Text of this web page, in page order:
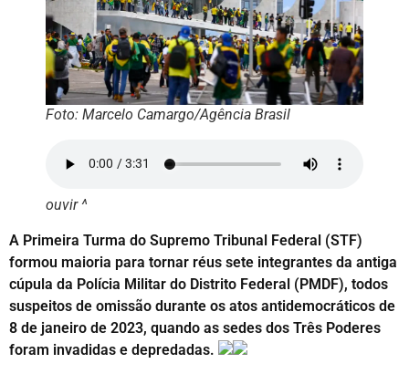
Foto: Marcelo Camargo/Agência Brasil
ouvir ^
A Primeira Turma do Supremo Tribunal Federal (STF)
formou maioria para tornar réus sete integrantes da antiga
cúpula da Polícia Militar do Distrito Federal (PMDF), todos
suspeitos de omissão durante os atos antidemocráticos de
8 de janeiro de 2023, quando as sedes dos Três Poderes
foram invadidas e depredadas.